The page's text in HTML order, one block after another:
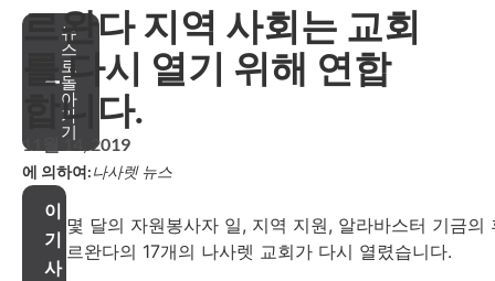
뉴
스
로
돌
아
가
기
르완다 지역 사회는 교회
를 다시 열기 위해 연합
합니다.
11월 14, 2019
에 의하여:나사렛 뉴스
이
기
사
몇 달의 자원봉사자 일, 지역 지원, 알라바스터 기금의
르완다의 17개의 나사렛 교회가 다시 열렸습니다.